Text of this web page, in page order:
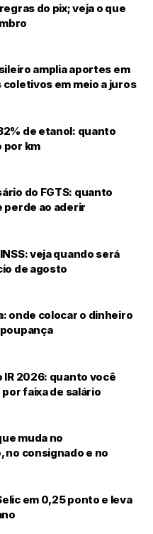
do pix; veja o que
amplia aportes em
em meio a juros
de etanol: quanto
por km
do FGTS: quanto
perde ao aderir
veja quando será
de agosto
onde colocar o dinheiro
IR 2026: quanto você
faixa de salário
muda no
no consignado e no
em 0,25 ponto e leva